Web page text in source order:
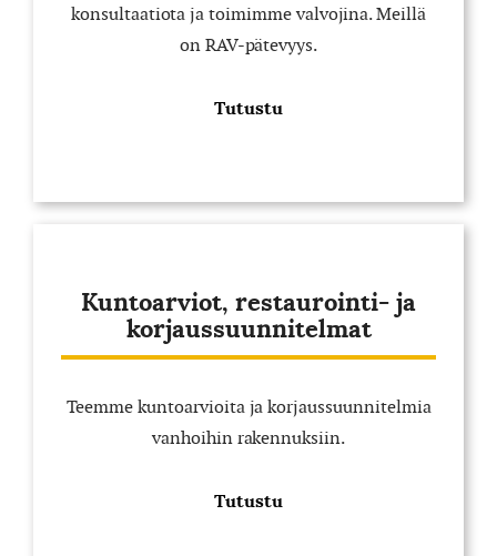
konsultaatiota ja toimimme valvojina. Meillä
on RAV-pätevyys.
Tutustu
Kuntoarviot, restaurointi- ja
korjaussuunnitelmat
Teemme kuntoarvioita ja korjaussuunnitelmia
vanhoihin rakennuksiin.
Tutustu